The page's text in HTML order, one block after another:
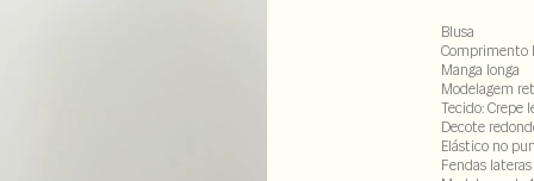
Blusa
Comprimento
Manga longa
Modelagem
Tecido: Crepe
Decote
Elástico no
Fendas lateras